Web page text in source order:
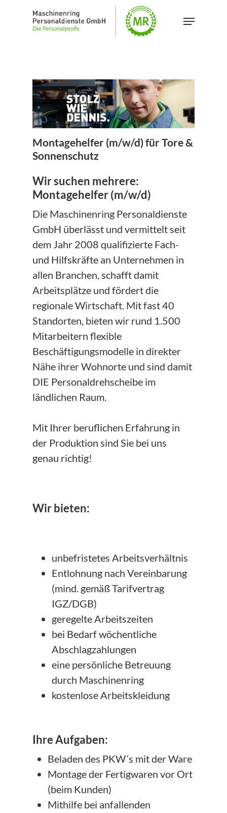
Menu
Montagehelfer (m/w/d) für Tore &
Sonnenschutz
Wir suchen mehrere:
Montagehelfer (m/w/d)
Die Maschinenring Personaldienste
GmbH überlässt und vermittelt seit
dem Jahr 2008 qualifizierte Fach-
und Hilfskräfte an Unternehmen in
allen Branchen, schafft damit
Arbeitsplätze und fördert die
regionale Wirtschaft. Mit fast 40
Standorten, bieten wir rund 1.500
Mitarbeitern flexible
Beschäftigungsmodelle in direkter
Nähe ihrer Wohnorte und sind damit
DIE Personaldrehscheibe im
ländlichen Raum.
Mit Ihrer beruflichen Erfahrung in
der Produktion sind Sie bei uns
genau richtig!
Wir bieten:
unbefristetes Arbeitsverhältnis
Entlohnung nach Vereinbarung
(mind. gemäß Tarifvertrag
IGZ/DGB)
geregelte Arbeitszeiten
bei Bedarf wöchentliche
Abschlagzahlungen
eine persönliche Betreuung
durch Maschinenring
kostenlose Arbeitskleidung
Ihre Aufgaben:
Beladen des PKW´s mit der Ware
Montage der Fertigwaren vor Ort
(beim Kunden)
Mithilfe bei anfallenden